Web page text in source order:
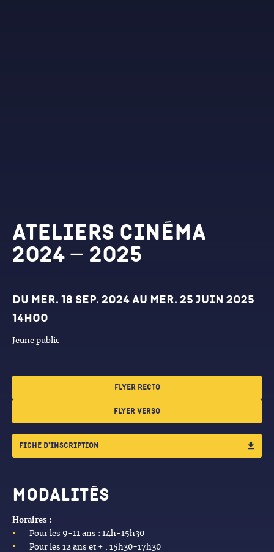
Ateliers cinéma
2024 – 2025
Dates et horaires
Du mer. 18 sep. 2024 au mer. 25 juin 2025
14h00
Jeune public
flyer recto
flyer verso
fiche d’inscription
Modalités
Horaires :
Pour les 9-11 ans : 14h-15h30
Pour les 12 ans et + : 15h30-17h30